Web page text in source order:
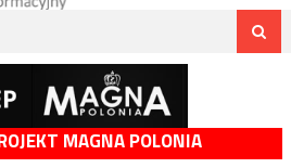
MAGNA POLONIA